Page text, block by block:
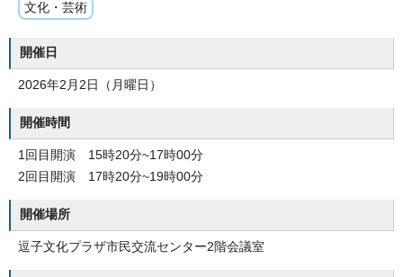
文化・芸術
開催日
2026年2月2日（月曜日）
開催時間
1回目開演 15時20分~17時00分
2回目開演 17時20分~19時00分
開催場所
逗子文化プラザ市民交流センター2階会議室